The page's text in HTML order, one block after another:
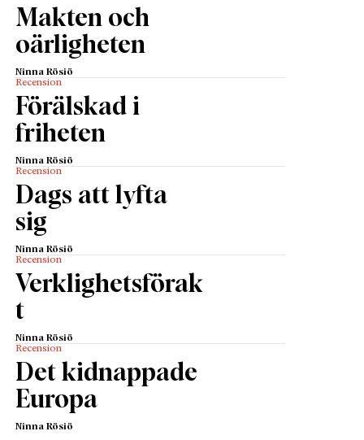
Makten och
oärligheten
Ninna Rösiö
Recension
Förälskad i
friheten
Ninna Rösiö
Recension
Dags att lyfta
sig
Ninna Rösiö
Recension
Verklighetsförak
t
Ninna Rösiö
Recension
Det kidnappade
Europa
Ninna Rösiö